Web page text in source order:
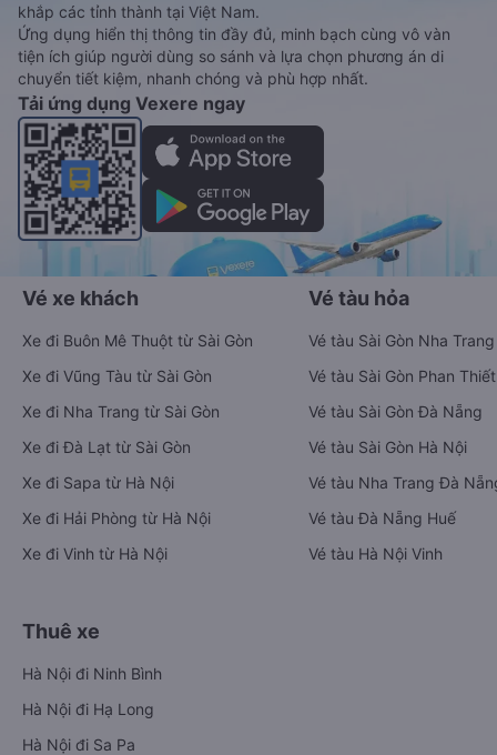
khắp các tỉnh thành tại Việt Nam.
Ứng dụng hiển thị thông tin đầy đủ, minh bạch cùng vô vàn
tiện ích giúp người dùng so sánh và lựa chọn phương án di
chuyển tiết kiệm, nhanh chóng và phù hợp nhất.
Tải ứng dụng Vexere ngay
Vé xe khách
Xe đi Buôn Mê Thuột từ Sài Gòn
Xe đi Vũng Tàu từ Sài Gòn
Xe đi Nha Trang từ Sài Gòn
Xe đi Đà Lạt từ Sài Gòn
Xe đi Sapa từ Hà Nội
Xe đi Hải Phòng từ Hà Nội
Xe đi Vinh từ Hà Nội
Vé tàu hỏa
Vé tàu Sài Gòn Nha Trang
Vé tàu Sài Gòn Phan Thiết
Vé tàu Sài Gòn Đà Nẵng
Vé tàu Sài Gòn Hà Nội
Vé tàu Nha Trang Đà
Vé tàu Đà Nẵng Huế
Vé tàu Hà Nội Vinh
Thuê xe
Hà Nội đi Ninh Bình
Hà Nội đi Hạ Long
Hà Nội đi Sa Pa